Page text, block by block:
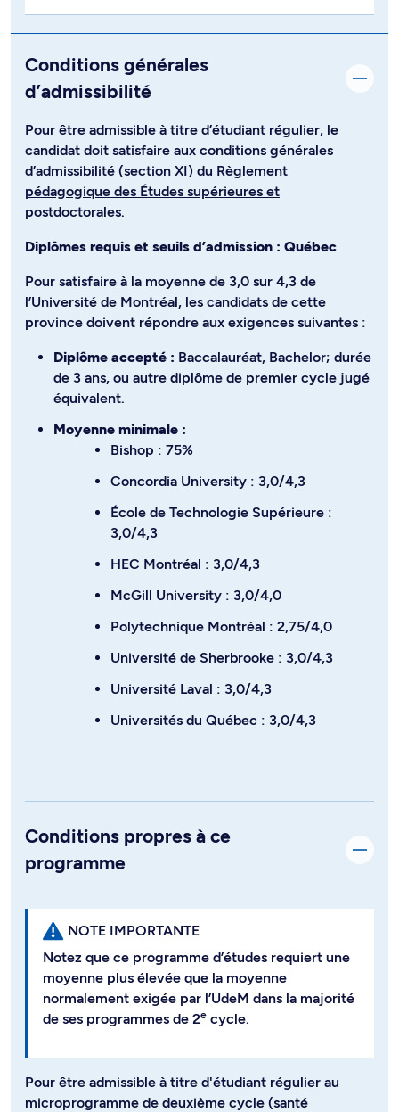
Conditions générales
d’admissibilité
Pour être admissible à titre d’étudiant régulier, le
candidat doit satisfaire aux conditions générales
d’admissibilité (section XI) du Règlement
pédagogique des Études supérieures et
postdoctorales.
Diplômes requis et seuils d’admission : Québec
Pour satisfaire à la moyenne de 3,0 sur 4,3 de
l’Université de Montréal, les candidats de cette
province doivent répondre aux exigences suivantes :
Diplôme accepté : Baccalauréat, Bachelor; durée
de 3 ans, ou autre diplôme de premier cycle jugé
équivalent.
Moyenne minimale :
Bishop : 75%
Concordia University : 3,0/4,3
École de Technologie Supérieure :
3,0/4,3
HEC Montréal : 3,0/4,3
McGill University : 3,0/4,0
Polytechnique Montréal : 2,75/4,0
Université de Sherbrooke : 3,0/4,3
Université Laval : 3,0/4,3
Universités du Québec : 3,0/4,3
Conditions propres à ce
programme
NOTE IMPORTANTE
Notez que ce programme d’études requiert une
moyenne plus élevée que la moyenne
normalement exigée par l’UdeM dans la majorité
de ses programmes de 2e cycle.
Pour être admissible à titre d'étudiant régulier au
microprogramme de deuxième cycle (santé